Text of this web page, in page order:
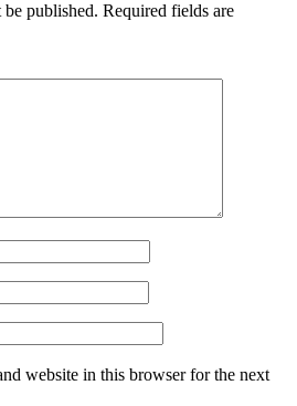
published. Required fields are
website in this browser for the next